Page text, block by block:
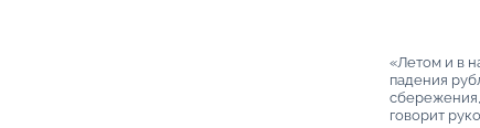
«Летом и в
падения
говорит